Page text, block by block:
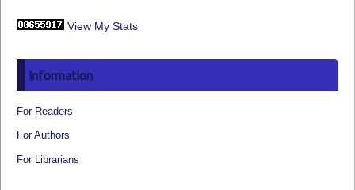
View My Stats
Information
For Readers
For Authors
For Librarians